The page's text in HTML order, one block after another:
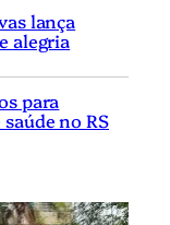
lança
alegria
para
no RS